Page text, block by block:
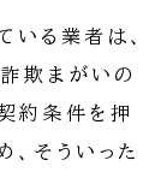
いる業者は、
欺まがいの
約条件を押
、そういった